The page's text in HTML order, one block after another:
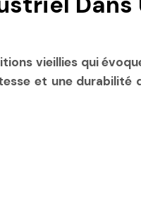
vieillies qui
et une durabilité